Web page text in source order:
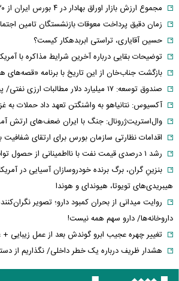
مجموع ارزش بازار اوراق بهادار در ۴ بورس ایران از ۲۰ هزار همت فراتر رفت
زمان دقیق پرداخت معوقات بازنشستگان تامین
حسین آقایاری، تراستی ابربدهکار کیست؟
توضیحات بقایی درباره آخرین شرایط مذاکره با
بازگشت جناب‌خان از این تاریخ با برنامه
صندوق توسعه: ۱۷ میلیارد دلار مطالبات ارزی نفتی/ پیگیری مسدودی حساب
آکسیوس: نتانیاهو به واشنگتن تعهد داد حملات به
وال‌استریت‌ژرونال: جنگ با ایران ضعف‌های ارتش
اقدامات نظارتی سازمان بورس برای ارتقای شفافیت
رشد ۱ درصدی قیمت نفت با نااطمینانی از حصول توافق ایران و آمریکا
بنزینِ گران، برگ برنده خودروسازان آسیایی در
هیبریدی‌های تویوتا، هیوندای و هوندا
روایت میدانی از بحران کمبود دارو؛ تصویر
داروخانه‌ها/ دارو سهم همه نیست!
تغییر چهره عجیب ابرو گوندش بعد از عمل زیبایی
هشدار ظریف درباره یک خطر داخلی/ نگذاریم از
«ذلت» ساخته شود